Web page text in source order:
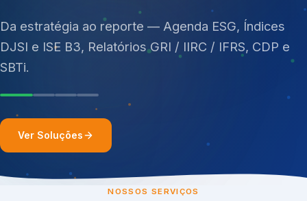
resíduos sólidos (PGRS/PMGRS).
Ver Soluções
NOSSOS SERVIÇOS